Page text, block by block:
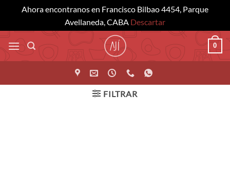
Ahora encontranos en Francisco Bilbao 4454, Parque
Avellaneda, CABA Descartar
Saltar
al
contenido
0
FILTRAR